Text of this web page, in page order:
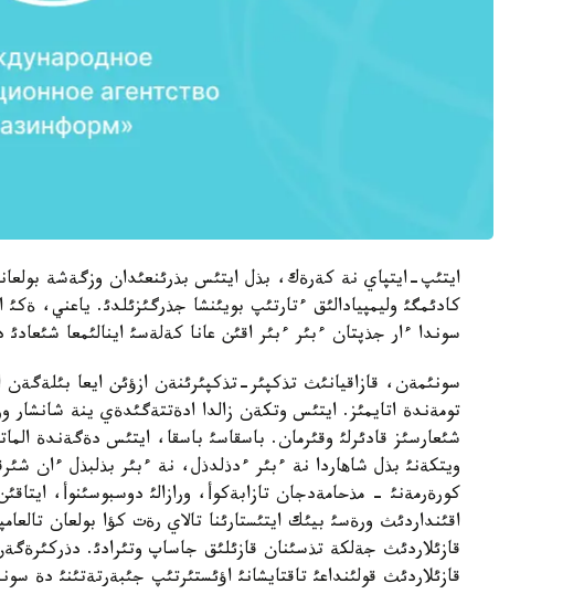
ايتئپ-ايتپاي نة كةرةك، بذل ايتئس بذرئنعئدان وزگةشة
كادئمگئ وليمپيادالئق ءتارتئپ بويئنشا جذرگئزئلدئ. ياعني،
سوندا ءار جذپتان ءبئر ءبئر اقئن عانا كةلةسئ اينالئمعا
سونئمةن، قازاقيانئث تذكپئر-تذكپئرئنةن ازؤئن ايعا بئلةگةن
تومةندة اتايمئز. ايتئس وتكةن زالدا ادةتتةگئدةي ينة شانشار
شئعارسئز قادئرلئ وقئرمان. باسقاسئ باسقا، ايتئس دةگةندة
ويتكةنئ بذل شاهاردا نة ءبئر ءدذلدذل، نة ءبئر بذلبذل ءان
كورةرمةنئ - مذحامةدجان تازابةكوأ، ورازالئ دوسبوسئنوأ،
اقئنداردئث ورةسئ بيئك ايتئستارئنا تالاي رةت كؤا بولعان
قازئلاردئث جةلكة تذسئنان قازئلئق جاساپ وتئرادئ.
قازئلاردئث قولئنداعئ تاقتايشانئ اؤئستئرتئپ جئبةرتةتئنئ دة